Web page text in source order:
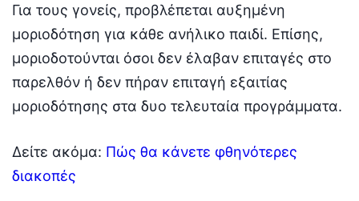
Για τους γονείς, προβλέπεται αυξημένη
μοριοδότηση για κάθε ανήλικο παιδί. Επίσης,
μοριοδοτούνται όσοι δεν έλαβαν επιταγές στο
παρελθόν ή δεν πήραν επιταγή εξαιτίας
μοριοδότησης στα δυο τελευταία προγράμματα.
Δείτε ακόμα: Πώς θα κάνετε φθηνότερες
διακοπές